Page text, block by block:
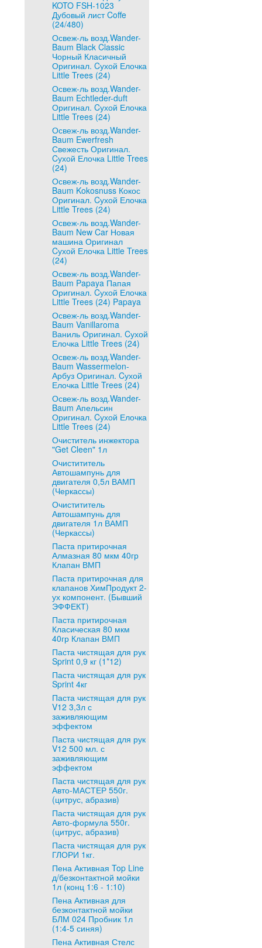
KOTO FSH-1023
Дубовый лист Coffe
(24/480)
Освеж-ль возд.Wander-
Baum Black Classic
Чорный Класичный
Оригинал. Cухой Елочка
Little Trees (24)
Освеж-ль возд.Wander-
Baum Echtleder-duft
Оригинал. Cухой Елочка
Little Trees (24)
Освеж-ль возд.Wander-
Baum Ewerfresh
Свежесть Оригинал.
Cухой Елочка Little Trees
(24)
Освеж-ль возд.Wander-
Baum Kokosnuss Кокос
Оригинал. Cухой Елочка
Little Trees (24)
Освеж-ль возд.Wander-
Baum New Car Новая
машина Оригинал
Cухой Елочка Little Trees
(24)
Освеж-ль возд.Wander-
Baum Papaya Папая
Оригинал. Cухой Елочка
Little Trees (24) Papaya
Освеж-ль возд.Wander-
Baum Vanillaroma
Ваниль Оригинал. Cухой
Елочка Little Trees (24)
Освеж-ль возд.Wander-
Baum Wassermelon-
Арбуз Оригинал. Cухой
Елочка Little Trees (24)
Освеж-ль возд.Wander-
Baum Апельсин
Оригинал. Cухой Елочка
Little Trees (24)
Очиститель инжектора
"Get Cleen" 1л
Очистититель
Автошампунь для
двигателя 0,5л ВАМП
(Черкассы)
Очистититель
Автошампунь для
двигателя 1л ВАМП
(Черкассы)
Паста притирочная
Алмазная 80 мкм 40гр
Клапан ВМП
Паста притирочная для
клапанов ХимПродукт 2-
ух компонент. (Бывший
ЭФФЕКТ)
Паста притирочная
Класическая 80 мкм
40гр Клапан ВМП
Паста чистящая для рук
Sprint 0,9 кг (1*12)
Паста чистящая для рук
Sprint 4кг
Паста чистящая для рук
V12 3,3л с
заживляющим
эффектом
Паста чистящая для рук
V12 500 мл. с
заживляющим
эффектом
Паста чистящая для рук
Авто-МАСТЕР 550г.
(цитрус, абразив)
Паста чистящая для рук
Авто-формула 550г.
(цитрус, абразив)
Паста чистящая для рук
ГЛОРИ 1кг.
Пена Активная Top Line
д/безконтактной мойки
1л (конц 1:6 - 1:10)
Пена Активная для
безконтактной мойки
БЛМ 024 Пробник 1л
(1:4-5 синяя)
Пена Активная Стелс